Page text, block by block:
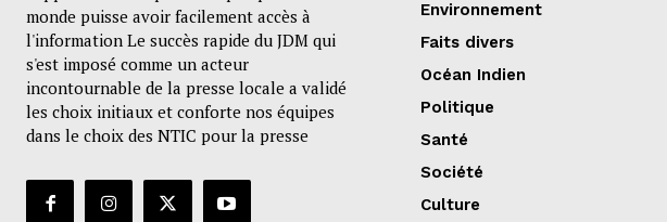
monde puisse avoir facilement accès à
l'information Le succès rapide du JDM qui
s'est imposé comme un acteur
incontournable de la presse locale a validé
les choix initiaux et conforte nos équipes
dans le choix des NTIC pour la presse
Environnement
Faits divers
Océan Indien
Politique
Santé
Société
Culture